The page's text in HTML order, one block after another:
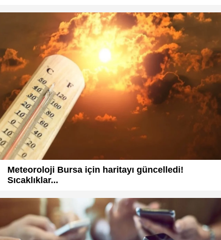
Meteoroloji Bursa için haritayı güncelledi!
Sıcaklıklar...